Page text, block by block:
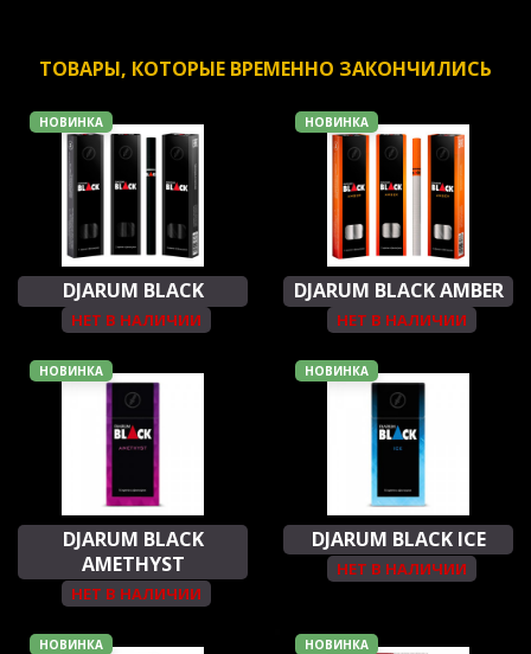
ТОВАРЫ, КОТОРЫЕ ВРЕМЕННО ЗАКОНЧИЛИСЬ
НОВИНКА
DJARUM BLACK
НЕТ В НАЛИЧИИ
НОВИНКА
DJARUM BLACK AMBER
НЕТ В НАЛИЧИИ
НОВИНКА
DJARUM BLACK
AMETHYST
НЕТ В НАЛИЧИИ
НОВИНКА
DJARUM BLACK ICE
НЕТ В НАЛИЧИИ
НОВИНКА НОВИНКА